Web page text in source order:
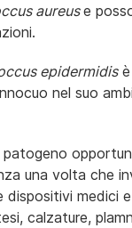
aureuse
epidermidisè
nel suo
una volta che
dispositivi medici e
calzature,